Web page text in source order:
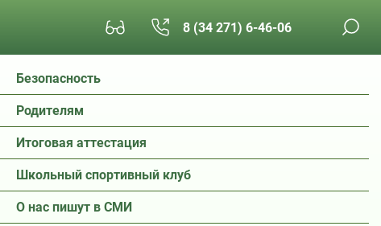
8 (34 271) 6-46-06
Безопасность
Родителям
Итоговая аттестация
Школьный спортивный клуб
О нас пишут в СМИ